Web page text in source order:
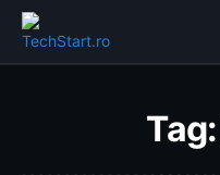
Tag: